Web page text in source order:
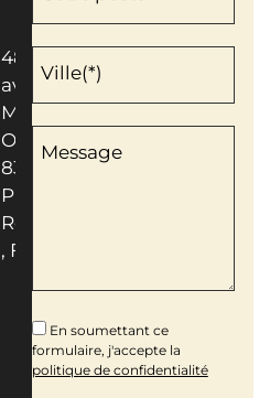
48
avenue
Mont
Oppius
83600
Pinède
Romane
, Fréjus
Ville(*)
Message
En soumettant ce
formulaire, j'accepte la
politique de confidentialité